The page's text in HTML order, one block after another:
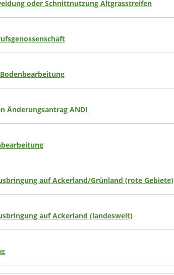
oder Schnittnutzung Altgrasstreifen
Änderungsantrag ANDI
auf Ackerland/Grünland (rote Gebiete)
auf Ackerland (landesweit)